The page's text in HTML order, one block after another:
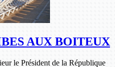
AUX BOITEUX
le Président de la République